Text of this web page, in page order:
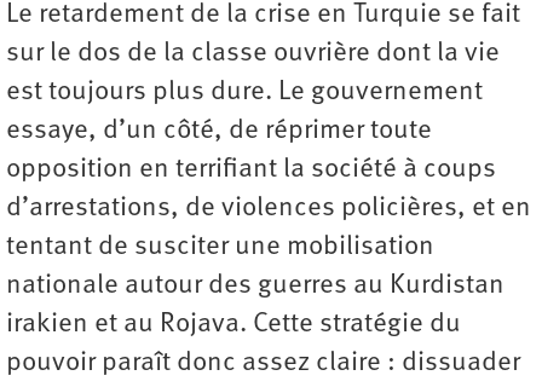
Le retardement de la crise en Turquie se fait
sur le dos de la classe ouvrière dont la vie
est toujours plus dure. Le gouvernement
essaye, d’un côté, de réprimer toute
opposition en terrifiant la société à coups
d’arrestations, de violences policières, et en
tentant de susciter une mobilisation
nationale autour des guerres au Kurdistan
irakien et au Rojava. Cette stratégie du
pouvoir paraît donc assez claire : dissuader